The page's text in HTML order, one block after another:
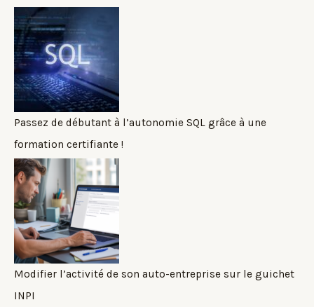
Passez de débutant à l’autonomie SQL grâce à une
formation certifiante !
Modifier l’activité de son auto-entreprise sur le guichet
INPI